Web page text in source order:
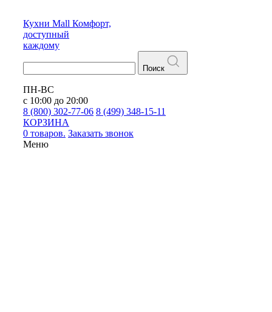
Кухни Mall Комфорт,
доступный
каждому
Поиск
ПН-ВС
с 10:00 до 20:00
8 (800) 302-77-06 8 (499) 348-15-11
КОРЗИНА
0 товаров. Заказать звонок
Меню